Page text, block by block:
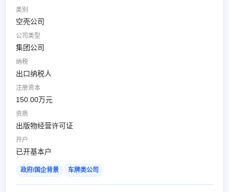
类别
空壳公司
公司类型
集团公司
纳税
出口纳税人
注册资本
150.00万元
资质
出版物经营许可证
开户
已开基本户
政府/国企背景 车牌类公司